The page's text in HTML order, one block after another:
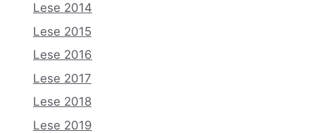
Lese 2014
Lese 2015
Lese 2016
Lese 2017
Lese 2018
Lese 2019